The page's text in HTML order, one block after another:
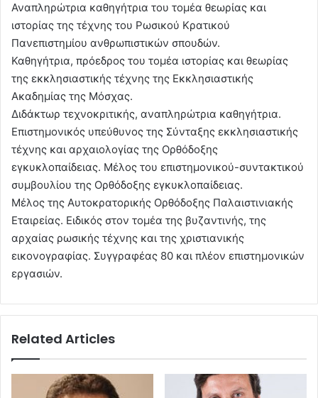
Αναπληρώτρια καθηγήτρια του τομέα θεωρίας και
ιστορίας της τέχνης του Ρωσικού Κρατικού
Πανεπιστημίου ανθρωπιστικών σπουδών.
Καθηγήτρια, πρόεδρος του τομέα ιστορίας και θεωρίας
της εκκλησιαστικής τέχνης της Εκκλησιαστικής
Ακαδημίας της Μόσχας.
Διδάκτωρ τεχνοκριτικής, αναπληρώτρια καθηγήτρια.
Επιστημονικός υπεύθυνος της Σύνταξης εκκλησιαστικής
τέχνης και αρχαιολογίας της Ορθόδοξης
εγκυκλοπαίδειας. Μέλος του επιστημονικού-συντακτικού
συμβουλίου της Ορθόδοξης εγκυκλοπαίδειας.
Μέλος της Αυτοκρατορικής Ορθόδοξης Παλαιστινιακής
Εταιρείας. Ειδικός στον τομέα της βυζαντινής, της
αρχαίας ρωσικής τέχνης και της χριστιανικής
εικονογραφίας. Συγγραφέας 80 και πλέον επιστημονικών
εργασιών.
Related Articles